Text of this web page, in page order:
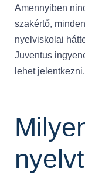
Amennyiben
szakértő,
nyelviskolai
Juventus
lehet jelentkezni.